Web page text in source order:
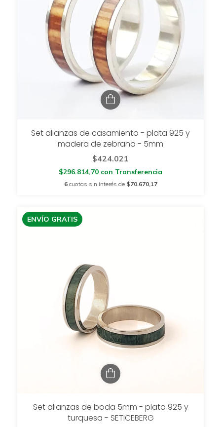
Set alianzas de casamiento - plata 925 y
madera de zebrano - 5mm
$424.021
$296.814,70 con Transferencia
6 cuotas sin interés de $70.670,17
ENVÍO GRATIS
Set alianzas de boda 5mm - plata 925 y
turquesa - SETICEBERG